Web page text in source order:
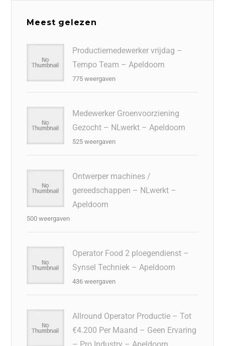
Meest gelezen
Productiemedewerker vrijdag –
Tempo Team – Apeldoorn
775 weergaven
Medewerker Groenvoorziening
Gezocht – NLwerkt – Apeldoorn
525 weergaven
Ontwerper machines /
gereedschappen – NLwerkt –
Apeldoorn
500 weergaven
Operator Food 2 ploegendienst –
Synsel Techniek – Apeldoorn
436 weergaven
Allround Operator Productie – Tot
€4.200 Per Maand – Geen Ervaring